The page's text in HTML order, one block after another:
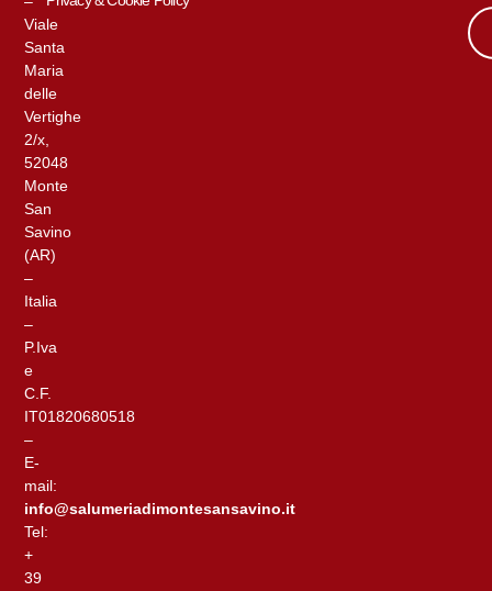
Viale
Santa
Maria
delle
Vertighe
2/x,
52048
Monte
San
Savino
(AR)
–
Italia
–
P.Iva
e
C.F.
IT01820680518
–
E-
mail:
info@salumeriadimontesansavino.it
Tel:
+
39